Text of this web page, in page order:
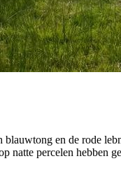
blauwtong en de rode
natte percelen hebben